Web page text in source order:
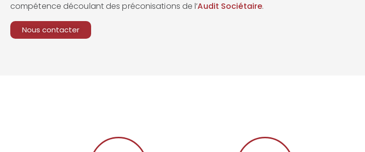
compétence découlant des préconisations de l’Audit Sociétaire.
Nous contacter